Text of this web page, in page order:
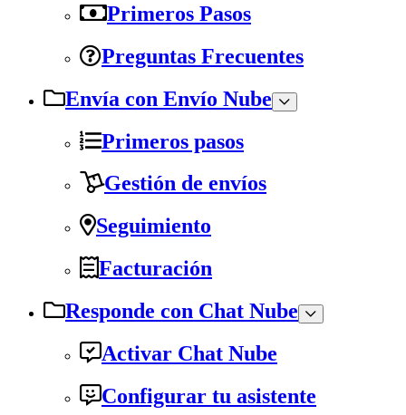
Primeros Pasos
Preguntas Frecuentes
Envía con Envío Nube
Primeros pasos
Gestión de envíos
Seguimiento
Facturación
Responde con Chat Nube
Activar Chat Nube
Configurar tu asistente